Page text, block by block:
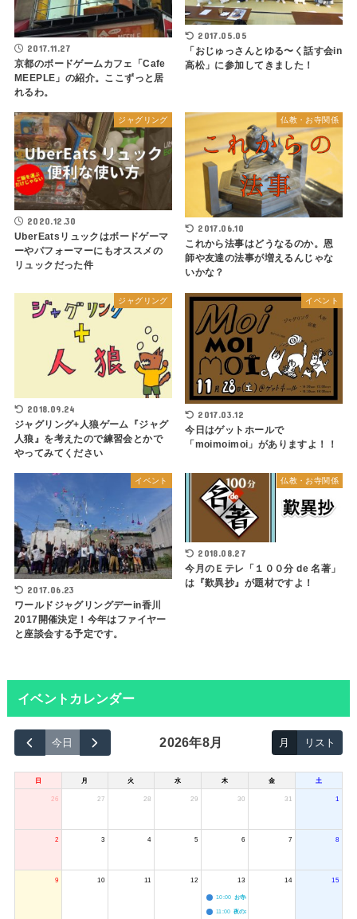
2017.11.27
京都のボードゲームカフェ「Cafe
MEEPLE」の紹介。ここずっと居
れるわ。
2017.05.05
「おじゅっさんとゆる〜く話す会in
高松」に参加してきました！
ジャグリング
2020.12.30
UberEatsリュックはボードゲーマ
ーやパフォーマーにもオススメの
リュックだった件
仏教・お寺関係
2017.06.10
これから法事はどうなるのか。恩
師や友達の法事が増えるんじゃな
いかな？
ジャグリング
2018.09.24
ジャグリング+人狼ゲーム『ジャグ
人狼』を考えたので練習会とかで
やってみてください
イベント
2017.03.12
今日はゲットホールで
「moimoimoi」がありますよ！！
イベント
2017.06.23
ワールドジャグリングデーin香川
2017開催決定！今年はファイヤー
と座談会する予定です。
仏教・お寺関係
2018.08.27
今月のＥテレ「１００分 de 名著」
は『歎異抄』が題材ですよ！
イベントカレンダー
今日 2026年8月 月 リスト
日 月 火 水 木 金 土
26 27 28 29 30 31 1
2 3 4 5 6 7 8
9 10 11 12 13
10:00 お寺のジャグリング教室
11:00 夜のボードゲーム会
14 15